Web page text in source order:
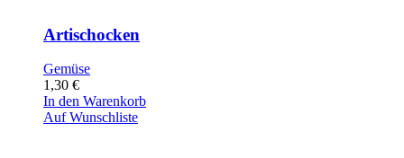
Artischocken
Gemüse
1,30 €
In den Warenkorb
Auf Wunschliste